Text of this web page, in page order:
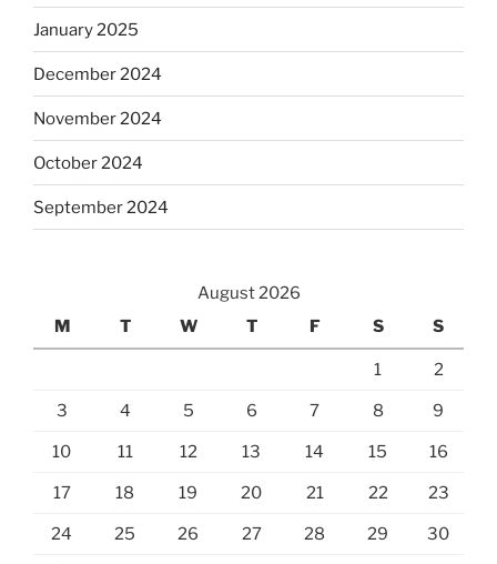
January 2025
December 2024
November 2024
October 2024
September 2024
August 2026
M
T W T F S S
1 2
3 4 5 6 7 8 9
10 11 12 13 14 15 16
17 18 19 20 21 22 23
24 25 26 27 28 29 30